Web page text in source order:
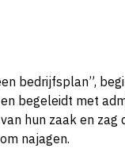
bedrijfsplan”,
begeleidt met
hun zaak en
najagen.